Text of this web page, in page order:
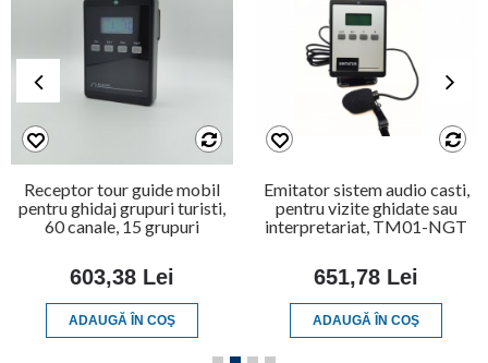
Receptor tour guide mobil
pentru ghidaj grupuri turisti,
60 canale, 15 grupuri
603,38 Lei
ADAUGĂ ÎN COŞ
Emitator sistem audio casti,
pentru vizite ghidate sau
interpretariat, TM01-NGT
651,78 Lei
ADAUGĂ ÎN COŞ